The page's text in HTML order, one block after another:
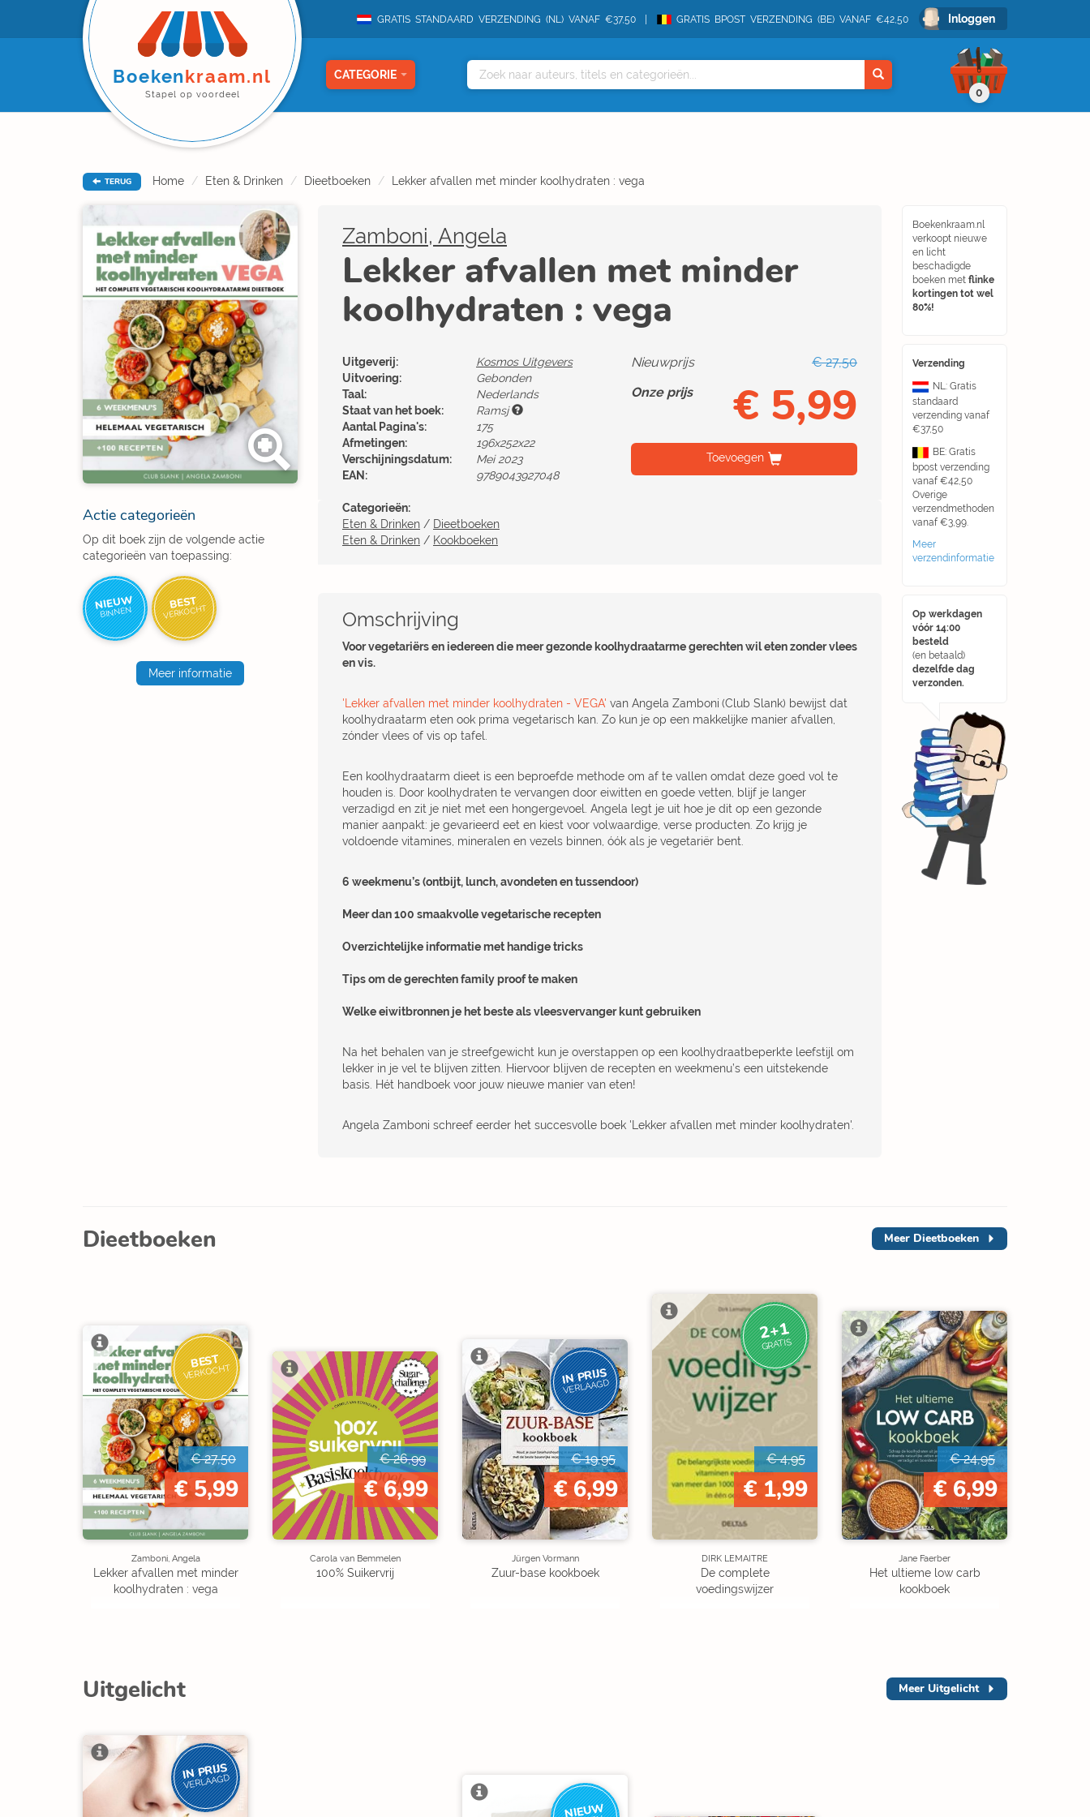
GRATIS STANDAARD VERZENDING (NL) VANAF €37,50 GRATIS BPOST VERZENDING (BE) VANAF €42,50 Inloggen
Boekenkraam.nl
Stapel op voordeel
CATEGORIE
0
TERUG Home Eten & Drinken Dieetboeken Lekker afvallen met minder koolhydraten : vega
Actie categorieën
Op dit boek zijn de volgende actie
categorieën van toepassing:
NIEUW
BINNEN BEST
VERKOCHT
Meer informatie
Boekenkraam.nl
verkoopt nieuwe
en licht
beschadigde
boeken met flinke
kortingen tot wel
80%!
Verzending
NL: Gratis
standaard
verzending vanaf
€37,50
BE: Gratis
bpost verzending
vanaf €42,50
Overige
verzendmethoden
vanaf €3,99.
Meer
verzendinformatie
Op werkdagen
vóór 14:00
besteld
(en betaald)
dezelfde dag
verzonden.
Zamboni, Angela
Lekker afvallen met minder
koolhydraten : vega
Uitgeverij:
Kosmos Uitgevers
Uitvoering:
Gebonden
Taal:
Nederlands
Staat van het boek:
Ramsj
Aantal Pagina's:
175
Afmetingen:
196x252x22
Verschijningsdatum:
Mei 2023
EAN:
9789043927048
Nieuwprijs
€ 27,50
Onze prijs
€ 5,99
Toevoegen
Categorieën:
Eten & Drinken / Dieetboeken
Eten & Drinken / Kookboeken
Omschrijving
Voor vegetariërs en iedereen die meer gezonde koolhydraatarme gerechten wil eten zonder vlees
en vis.
'Lekker afvallen met minder koolhydraten - VEGA' van Angela Zamboni (Club Slank) bewijst dat
koolhydraatarm eten ook prima vegetarisch kan. Zo kun je op een makkelijke manier afvallen,
zónder vlees of vis op tafel.
Een koolhydraatarm dieet is een beproefde methode om af te vallen omdat deze goed vol te
houden is. Door koolhydraten te vervangen door eiwitten en goede vetten, blijf je langer
verzadigd en zit je niet met een hongergevoel. Angela legt je uit hoe je dit op een gezonde
manier aanpakt: je gevarieerd eet en kiest voor volwaardige, verse producten. Zo krijg je
voldoende vitamines, mineralen en vezels binnen, óók als je vegetariër bent.
6 weekmenu’s (ontbijt, lunch, avondeten en tussendoor)
Meer dan 100 smaakvolle vegetarische recepten
Overzichtelijke informatie met handige tricks
Tips om de gerechten family proof te maken
Welke eiwitbronnen je het beste als vleesvervanger kunt gebruiken
Na het behalen van je streefgewicht kun je overstappen op een koolhydraatbeperkte leefstijl om
lekker in je vel te blijven zitten. Hiervoor blijven de recepten en weekmenu’s een uitstekende
basis. Hét handboek voor jouw nieuwe manier van eten!
Angela Zamboni schreef eerder het succesvolle boek 'Lekker afvallen met minder koolhydraten'.
Dieetboeken Meer Dieetboeken
BEST
VERKOCHT
€ 27,50
€ 5,99
Zamboni, Angela
Lekker afvallen met minder
koolhydraten : vega
€ 26,99
€ 6,99
Carola van Bemmelen
100% Suikervrij
IN PRIJS
VERLAAGD
€ 19,95
€ 6,99
Jürgen Vormann
Zuur-base kookboek
2+1
GRATIS
€ 4,95
€ 1,99
DIRK LEMAITRE
De complete
voedingswijzer
€ 24,95
€ 6,99
Jane Faerber
Het ultieme low carb
kookboek
Uitgelicht Meer Uitgelicht
IN PRIJS
VERLAAGD
NIEUW